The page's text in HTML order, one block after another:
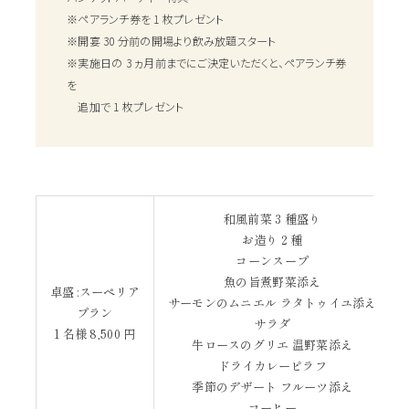
※ペアランチ券を 1 枚プレゼント
※開宴 30 分前の開場より飲み放題スタート
※実施日の 3 ヵ月前までにご決定いただくと、ペアランチ券
を
追加で 1 枚プレゼント
卓盛 :スーペリア
プラン
1 名様 8,500 円
和風前菜 3 種盛り
お造り 2 種
コーンスープ
魚の旨煮野菜添え
サーモンのムニエル ラタトゥイユ添え
サラダ
牛ロースのグリエ 温野菜添え
ドライカレーピラフ
季節のデザート フルーツ添え